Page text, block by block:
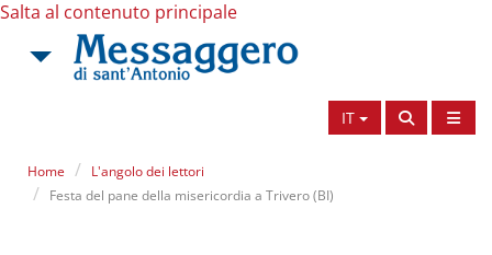
Salta al contenuto principale
IT
Home
L'angolo dei lettori
Festa del pane della misericordia a Trivero (BI)